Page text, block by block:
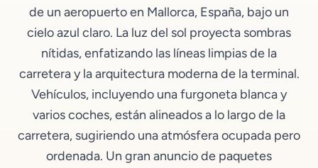
de un aeropuerto en Mallorca, España, bajo un
cielo azul claro. La luz del sol proyecta sombras
nítidas, enfatizando las líneas limpias de la
carretera y la arquitectura moderna de la terminal.
Vehículos, incluyendo una furgoneta blanca y
varios coches, están alineados a lo largo de la
carretera, sugiriendo una atmósfera ocupada pero
ordenada. Un gran anuncio de paquetes